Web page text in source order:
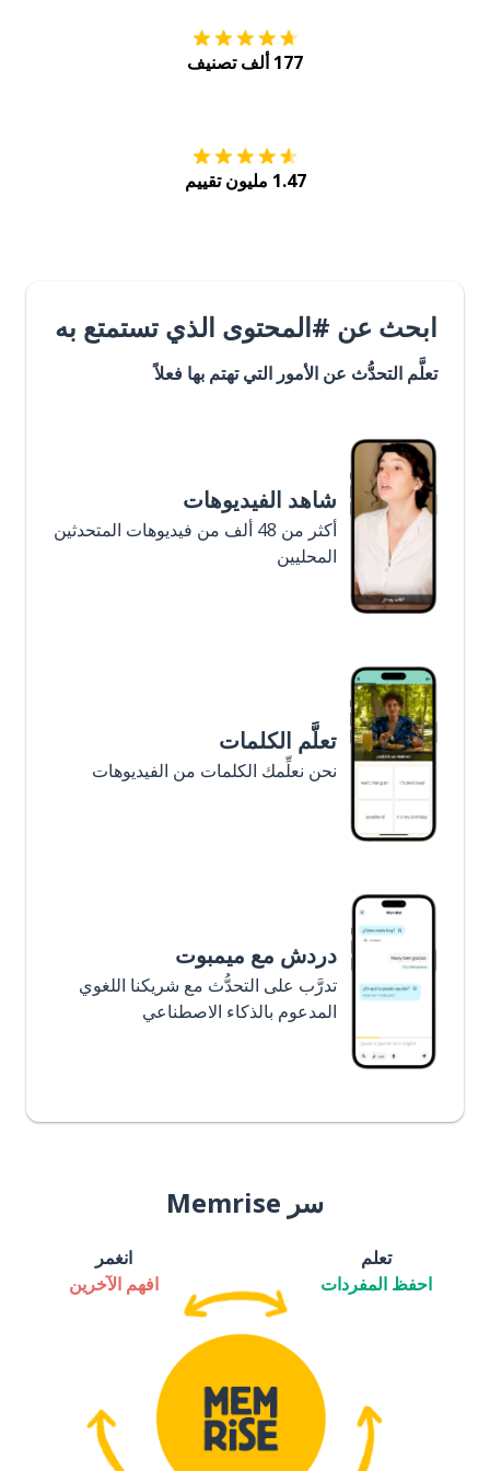
177 ألف تصنيف
1.47 مليون تقييم
ابحث عن #المحتوى الذي تستمتع به
تعلَّم التحدُّث عن الأمور التي تهتم بها فعلاً
شاهد الفيديوهات
أكثر من 48 ألف من فيديوهات المتحدثين
المحليين
تعلَّم الكلمات
نحن نعلِّمك الكلمات من الفيديوهات
دردش مع ميمبوت
تدرَّب على التحدُّث مع شريكنا اللغوي
المدعوم بالذكاء الاصطناعي
سر Memrise
تعلم
احفظ المفردات
انغمر
افهم الآخرين